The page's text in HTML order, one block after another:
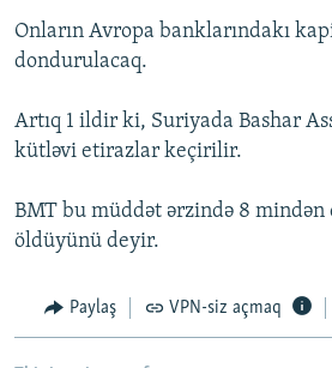
BIZIMLƏ ƏLAQƏ
XƏBƏR BÜLLETENLƏRIMIZ
Onların Avropa banklarındakı
dondurulacaq.
Artıq 1 ildir ki, Suriyada Bashar
kütləvi etirazlar keçirilir.
BMT bu müddət ərzində 8 mindən
öldüyünü deyir.
Paylaş VPN-siz açmaq